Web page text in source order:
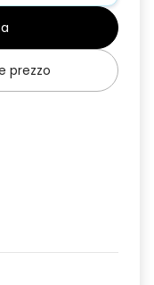
prezzo